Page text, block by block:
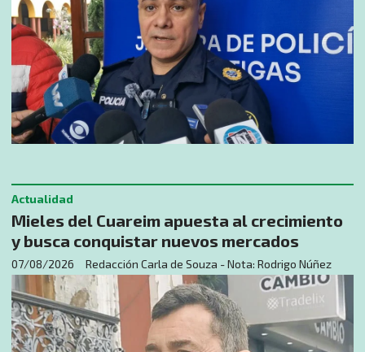
Mieles del Cuareim apuesta al crecimiento
y busca conquistar nuevos mercados
Redacción Carla de Souza - Nota: Rodrigo Núñez
Actualidad
07/08/2026